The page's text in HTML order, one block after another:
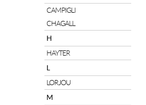
CAMPIGLI
CHAGALL
H
HAYTER
L
LORJOU
M